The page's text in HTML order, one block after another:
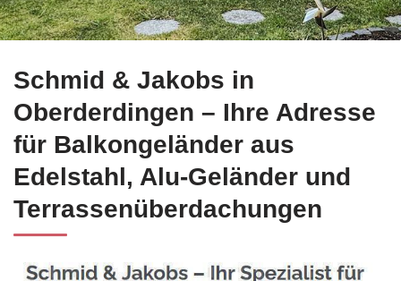
Edelstahl Balkongeländer für Oberderdingen bei ☀️Schmid-
Schmid & Jakobs in
Oberderdingen – Ihre Adresse
für Balkongeländer aus
Edelstahl, Alu-Geländer und
Terrassenüberdachungen